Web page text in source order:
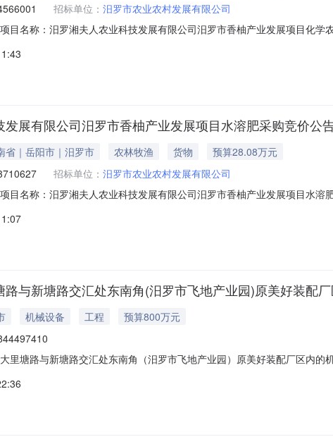
招标单位： 汨罗市农业农村发展有限公司
目名称：汨罗湘夫人农业科技发展有限公司汨罗市香柚产业发展项目化
-企业营业执照,企业资质-其他企业资质供应商基本要求：满足湖南乐采
展有限公司汨罗市香柚产业发展项目水溶肥采购竞价公
省｜岳阳市｜汨罗市 农林牧渔 货物
预算28.08万元
招标单位： 汨罗市农业农村发展有限公司
目名称：汨罗湘夫人农业科技发展有限公司汨罗市香柚产业发展项目水
其他企业资质供应商基本要求：满足湖南乐采网超管理办法的供应商二、
与新塘路交汇处东南角(汨罗市飞地产业园)原美好装配
机械设备 工程
预算800万元
里塘路与新塘路交汇处东南角（汨罗市飞地产业园）原美好装配厂区内
限公司转让标的所在地区汨罗市挂牌价格8,000,000元人民币挂牌期间15